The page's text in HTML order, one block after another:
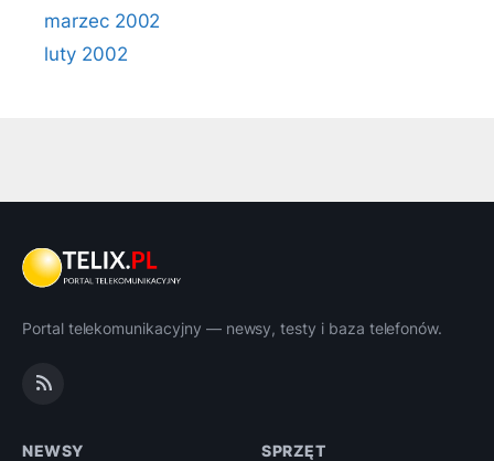
marzec 2002
luty 2002
Portal telekomunikacyjny — newsy, testy i baza telefonów.
NEWSY SPRZĘT